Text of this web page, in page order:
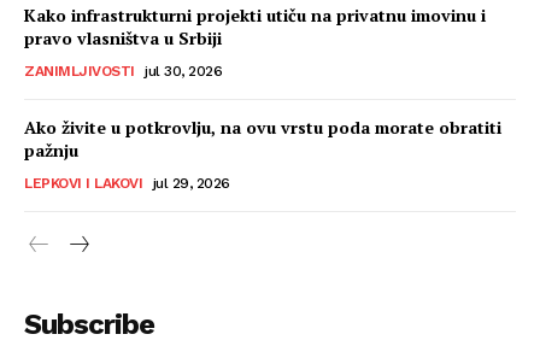
Kako infrastrukturni projekti utiču na privatnu imovinu i
pravo vlasništva u Srbiji
ZANIMLJIVOSTI jul 30, 2026
Ako živite u potkrovlju, na ovu vrstu poda morate obratiti
pažnju
LEPKOVI I LAKOVI jul 29, 2026
Subscribe